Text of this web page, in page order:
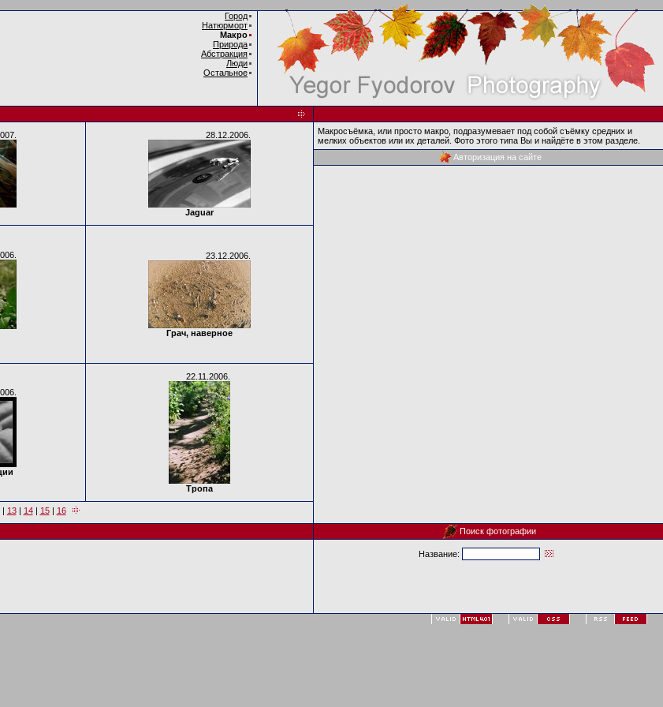
Город
Натюрморт
Макро
Природа
Абстракция
Люди
Остальное
28.12.2006.
Jaguar
23.12.2006.
Грач, наверное
22.11.2006.
Тропа
| 13| 14| 15| 16
Макросъёмка, или просто макро, подразумевает под собой съёмку средних и
мелких объектов или их деталей. Фото этого типа Вы и найдёте в этом разделе.
Авторизация на сайте
Поиск фотографии
Название: